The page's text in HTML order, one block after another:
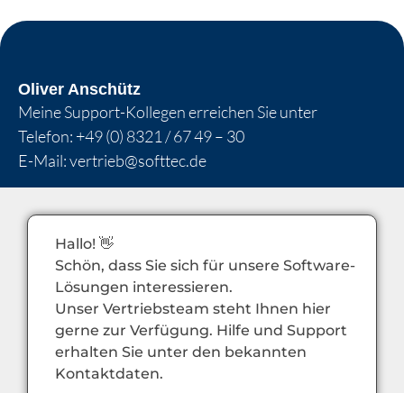
Oliver Anschütz
Meine Support-Kollegen erreichen Sie unter
Telefon: +49 (0) 8321 / 67 49 – 30
E-Mail:vertrieb@softtec.de
Hallo! 👋
Schön, dass Sie sich für unsere Software-
Lösungen interessieren.
Unser Vertriebsteam steht Ihnen hier
gerne zur Verfügung. Hilfe und Support
erhalten Sie unter den bekannten
Kontaktdaten.